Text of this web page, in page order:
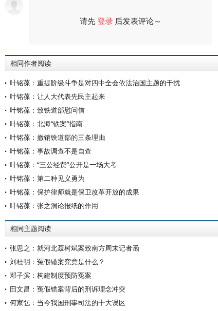
请先登录 后发表评论～
相同作者阅读
叶铭葆：重提阶级斗争是对四中全会依法治国主题的干扰
叶铭葆：让人大代表先民主起来
叶铭葆：致铁道部慰问信
叶铭葆：北海“铁案”指南
叶铭葆：撤销铁道部的三条理由
叶铭葆：事故调查不是自查
叶铭葆：“三公经费”公开是一场大考
叶铭葆：第二种见义勇为
叶铭葆：保护律师就是保卫改革开放的成果
叶铭葆：张之洞论报纸的作用
相同主题阅读
张思之：就河北聂树斌案致南方周末记者函
刘桂明：冤假错案究竟是什么？
邓子滨：构建制度预防冤案
田文昌：冤假错案背后的刑诉理念冲突
何家弘：当今我国刑事司法的十大误区